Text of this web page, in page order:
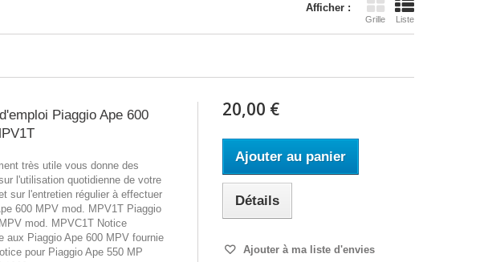
Afficher :
Grille Liste
Piaggio Ape 600
très utile vous donne des
l'utilisation quotidienne de votre
sur l'entretien régulier à effectuer
600 MPV mod. MPV1T Piaggio
mod. MPVC1T Notice
aux Piaggio Ape 600 MPV fournie
pour Piaggio Ape 550 MP
20,00 €
Ajouter au panier
Détails
Ajouter à ma liste d'envies